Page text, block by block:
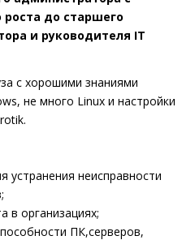
роста до старшего
и руководителя IT
с хорошими знаниями
не много Linux и настройки
устранения неисправности
в организациях;
ПК,серверов,